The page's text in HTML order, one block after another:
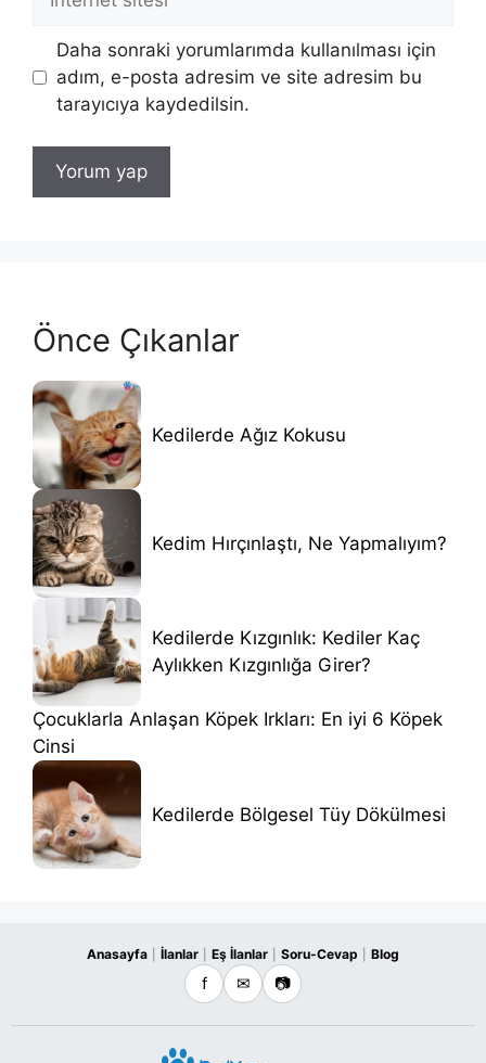
Daha sonraki yorumlarımda kullanılması için
adım, e-posta adresim ve site adresim bu
tarayıcıya kaydedilsin.
Önce Çıkanlar
Kedilerde Ağız Kokusu
Kedim Hırçınlaştı, Ne Yapmalıyım?
Kedilerde Kızgınlık: Kediler Kaç
Aylıkken Kızgınlığa Girer?
Çocuklarla Anlaşan Köpek Irkları: En iyi 6 Köpek
Cinsi
Kedilerde Bölgesel Tüy Dökülmesi
Anasayfa İlanlar Eş İlanlar Soru-Cevap Blog
f ✉ 📷